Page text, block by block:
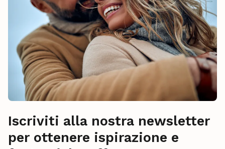
Iscriviti alla nostra newsletter
per ottenere ispirazione e